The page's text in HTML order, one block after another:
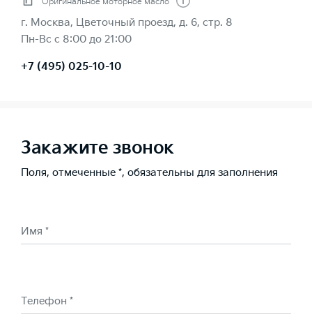
г. Москва, Цветочный проезд, д. 6, стр. 8
Пн-Вс с 8:00 до 21:00
+7 (495) 025-10-10
Закажите звонок
Поля, отмеченные *, обязательны для заполнения
Имя *
Телефон *